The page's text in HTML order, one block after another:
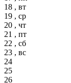
18 , вт
19 , ср
20 , чт
21 , пт
22 , сб
23 , вс
24
25
26